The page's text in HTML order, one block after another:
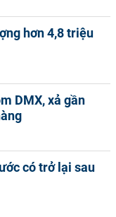
hơn 4,8 triệu
DMX, xả gần
có trở lại sau